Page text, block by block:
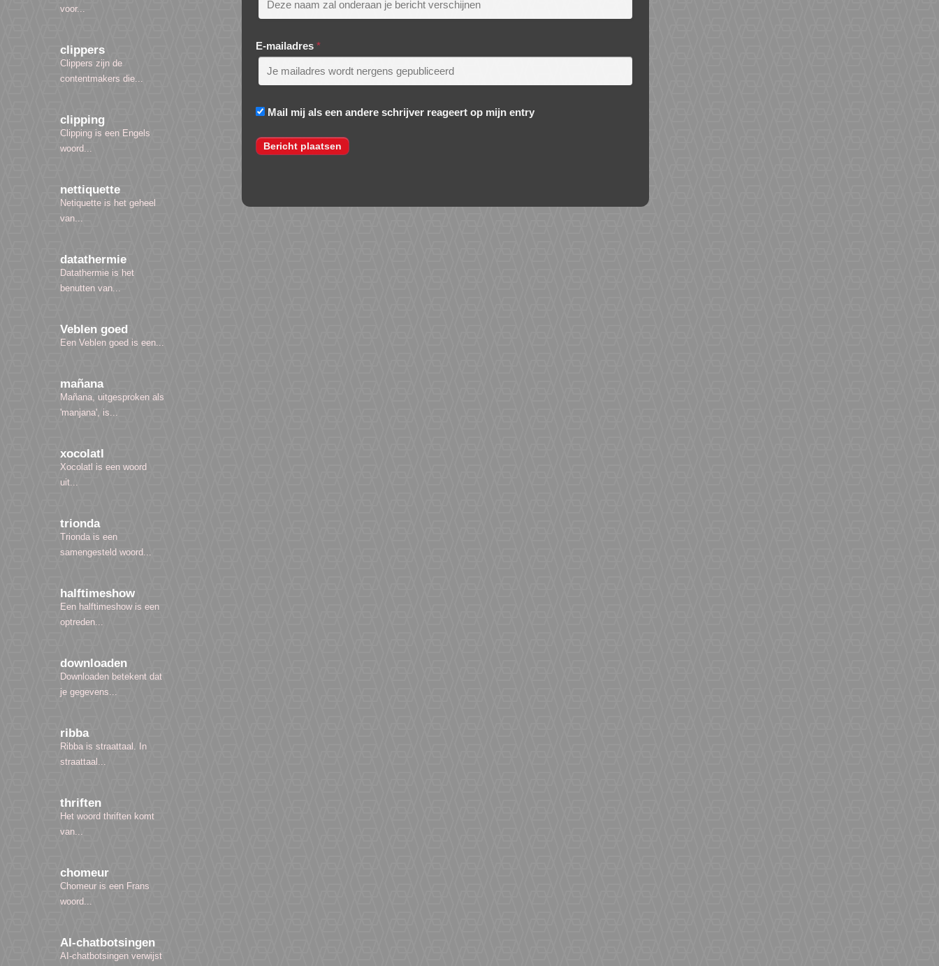
voor...
clippers
Clippers zijn de
contentmakers die...
clipping
Clipping is een Engels
woord...
nettiquette
Netiquette is het geheel
van...
datathermie
Datathermie is het
benutten van...
Veblen goed
Een Veblen goed is een...
mañana
Mañana, uitgesproken als
'manjana', is...
xocolatl
Xocolatl is een woord
uit...
trionda
Trionda is een
samengesteld woord...
halftimeshow
Een halftimeshow is een
optreden...
downloaden
Downloaden betekent dat
je gegevens...
ribba
Ribba is straattaal. In
straattaal...
thriften
Het woord thriften komt
van...
chomeur
Chomeur is een Frans
woord...
AI-chatbotsingen
AI-chatbotsingen verwijst
E-mailadres *
Mail mij als een andere schrijver reageert op mijn entry